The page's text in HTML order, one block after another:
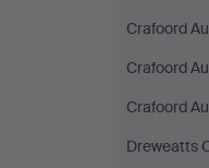
Crafoord
Crafoord
Crafoord
Dreweatts